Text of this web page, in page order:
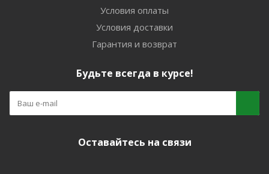
Условия оплаты
Условия доставки
Гарантия и возврат
Будьте всегда в курсе!
Оставайтесь на связи